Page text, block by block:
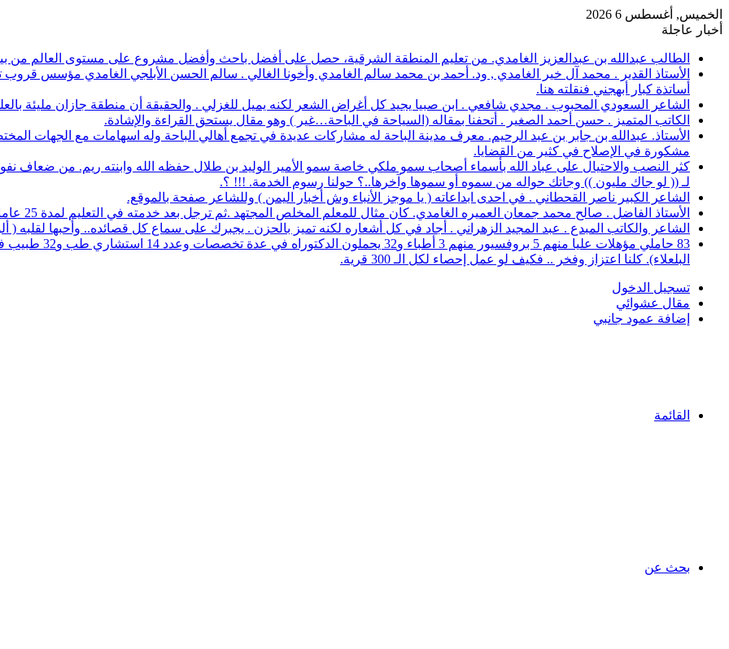
الخميس, أغسطس 6 2026
أخبار عاجلة
الطالب عبدالله بن عبدالعزيز الغامدي. من تعليم المنطقة الشرقية، حصل على أفضل باحث وأفضل مشروع على مستوى العالم من بين 1700 طالب في آيسف الدولي لعام
الأستاذ القدير . محمد آل خير الغامدي , ود. أحمد بن محمد سالم الغامدي وأخونا الغالي . سالم الحسن الأبلجي الغامدي مؤسس قروب
أساتذة كبار أبهجني فنقلته هنا.
الشاعر السعودي المحبوب . مجدي شافعي . ابن صبيا يجيد كل أغراض الشعر لكنه يميل للغزلي . والحقيقة أن منطقة جازان مليئة
الكاتب المتميز . حسن أحمد الصغير . أتحفنا بمقاله (السياحة في الباحة…غير ) وهو مقال يستحق القراءة والإشادة.
الأستاذ. عبدالله بن جابر بن عبد الرحيم. معرف مدينة الباحة له مشاركات عديدة في تجمع أهالي الباحة وله اسهامات مع الجهات
مشكورة في الإصلاح في كثير من القضايا.
كثر النصب والاحتيال على عباد الله بأسماء أصحاب سمو ملكي خاصة سمو الأمير الوليد بن طلال حفظه الله وابنته ريم. من ضعاف
لـ (( لو جاك مليون )) وجاتك حواله من سموه أو سموها وآخرها..؟ حولنا رسوم الخدمة. !!! ؟.
الشاعر الكبير ناصر القحطاني . في احدى ابداعاته ( يا موجز الأنباء وش أخبار اليمن ) وللشاعر صفحة بالموقع.
الأستاذ الفاضل . صالح محمد جمعان العميره الغامدي. كان مثال للمعلم المخلص المجتهد .ثم ترجل بعد خدمته في التعليم لمدة 25 عاما. عمل معرفا لقرية البلعلا .
الشاعر والكاتب المبدع . عبد المجيد الزهراني . أجاد في كل أشعاره لكنه تميز بالحزن . يجبرك على سماع كل قصائده.. وأحبها لقلبه
83 حاملي مؤهلات
البلعلاء). كلنا اعتزاز وفخر .. فكيف لو عمل إحصاء لكل الـ 300 قرية.
تسجيل الدخول
مقال عشوائي
إضافة عمود جانبي
القائمة
بحث عن